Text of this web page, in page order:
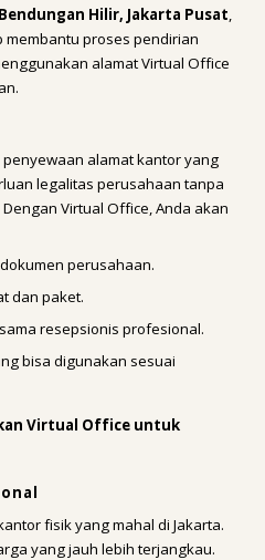
Hilir, Jakarta Pusat,
membantu proses pendirian
alamat Virtual Office
alamat kantor yang
legalitas perusahaan tanpa
Virtual Office, Anda akan
perusahaan.
dan paket.
resepsionis profesional.
bisa digunakan sesuai
Virtual Office untuk
fisik yang mahal di Jakarta.
yang jauh lebih terjangkau.